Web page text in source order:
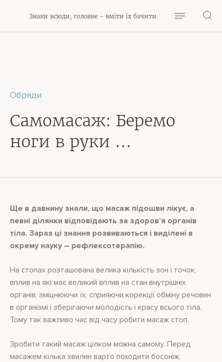
Знаки всюди, головне - вміти їх бачити
Обряди
Самомасаж: Беремо
ноги в руки …
Ще в давнину знали, що масаж підошви лікує, а
певні ділянки відповідають за здоров’я органів
тіла. Зараз ці знання розвиваються і виділені в
окрему науку – рефлексотерапію.
На стопах розташована велика кількість зон і точок,
вплив на які має великий вплив на стан внутрішніх
органів, зміцнюючи їх, сприяючи корекції обміну речовин
в організмі і зберігаючи молодість і красу всього тіла.
Тому так важливо час від часу робити масаж стоп.
Зробити такий масаж цілком можна самому. Перед
масажем кілька хвилин варто походити босоніж,